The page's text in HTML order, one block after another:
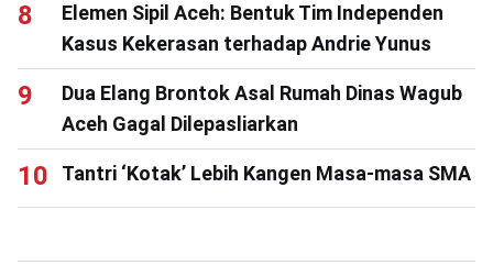
Elemen Sipil Aceh: Bentuk Tim Independen
Kasus Kekerasan terhadap Andrie Yunus
Dua Elang Brontok Asal Rumah Dinas Wagub
Aceh Gagal Dilepasliarkan
Tantri ‘Kotak’ Lebih Kangen Masa-masa SMA